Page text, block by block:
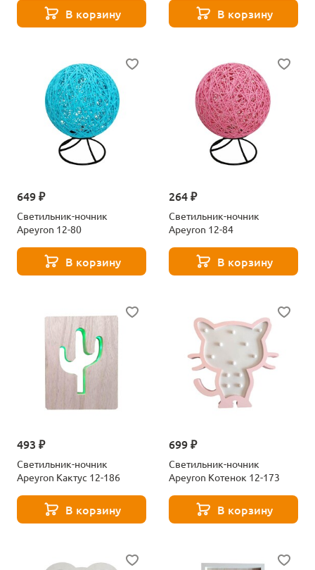
В корзину В корзину
649 ₽
Светильник-ночник
Apeyron 12-80
В корзину
264 ₽
Светильник-ночник
Apeyron 12-84
В корзину
493 ₽
Светильник-ночник
Apeyron Кактус 12-186
В корзину
699 ₽
Светильник-ночник
Apeyron Котенок 12-173
В корзину